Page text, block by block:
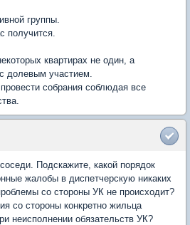
группы.
получится.
квартирах не один, а
долевым участием.
собрания соблюдая все
Подскажите, какой порядок
жалобы в диспетчерскую никаких
со стороны УК не происходит?
со стороны конкретно жильца
неисполнении обязательств УК?